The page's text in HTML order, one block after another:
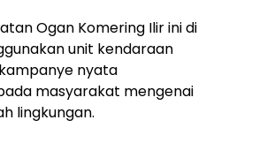
Ogan Komering Ilir ini di
unit kendaraan
nyata
masyarakat mengenai
lingkungan.